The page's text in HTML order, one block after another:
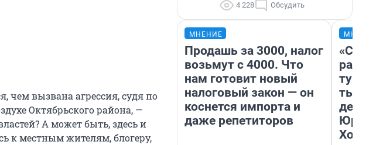
чем вызвана агрессия, судя по
Октябрьского района, —
А может быть, здесь и
к местным жителям, блогеру,
4 228 Обсудить
МНЕНИЕ
Продашь за 3000, налог
возьмут с 4000. Что
нам готовит новый
налоговый закон — он
коснется импорта и
даже репетиторов
день